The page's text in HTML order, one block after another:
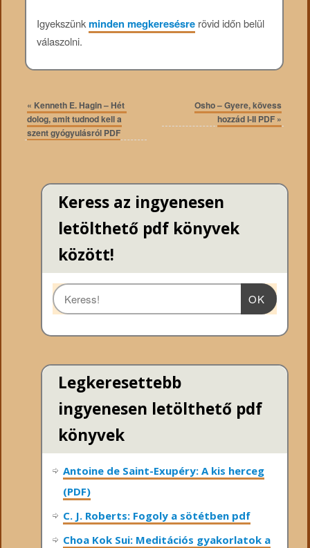
Igyekszünkminden megkeresésrerövid időn belül
válaszolni.
« Kenneth E. Hagin – Hét ​
dolog, amit tudnod kell a
szent gyógyulásról PDF
Osho – Gyere, kövess
hozzád I-II PDF »
Keress az ingyenesen
letölthető pdf könyvek
között!
OK
Legkeresettebb
ingyenesen letölthető pdf
könyvek
Antoine de Saint-Exupéry: A kis herceg
(PDF)
C. J. Roberts: Fogoly a sötétben pdf
Choa Kok Sui: Meditációs gyakorlatok a